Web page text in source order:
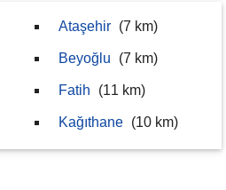
Ataşehir (7 km)
Beyoğlu (7 km)
Fatih (11 km)
Kağıthane (10 km)